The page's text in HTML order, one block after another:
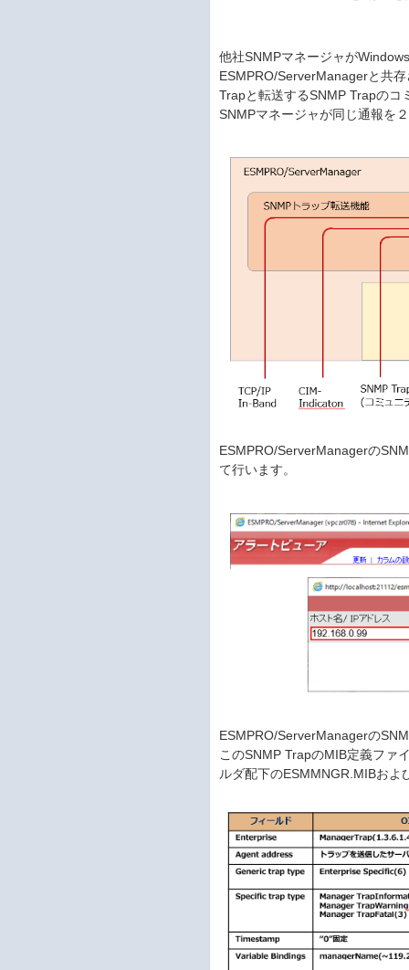
他社SNMPマネージャが
ESMPRO/ServerManagerと共
Trapと転送するSNMP Trapのコ
SNMPマネージャが同じ通報を
ESMPRO/ServerManagerの
て行います。
ESMPRO/ServerManagerの
このSNMP TrapのMIB定義ファ
ルダ配下のESMMNGR.MIBおよ